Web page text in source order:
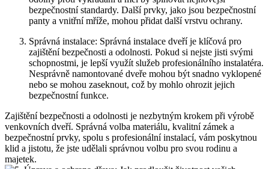
bezpečnostní standardy. Další prvky, jako jsou bezpečnostní
panty a vnitřní mříže, mohou přidat další vrstvu ochrany.
Správná instalace: Správná instalace dveří je klíčová pro
zajištění bezpečnosti a odolnosti. Pokud si nejste jisti svými
schopnostmi, je lepší využít služeb profesionálního instalatéra.
Nesprávně namontované dveře mohou být snadno vyklopené
nebo se mohou zaseknout, což by mohlo ohrozit jejich
bezpečnostní funkce.
Zajištění bezpečnosti a odolnosti je nezbytným krokem při výrobě
venkovních dveří. Správná volba materiálu, kvalitní zámek a
bezpečnostní prvky, spolu s profesionální instalací, vám poskytnou
klid a jistotu, že jste udělali správnou volbu pro svou rodinu a
majetek.